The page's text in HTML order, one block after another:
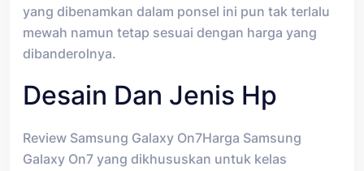
yang dibenamkan dalam ponsel ini pun tak terlalu
mewah namun tetap sesuai dengan harga yang
dibanderolnya.
Desain Dan Jenis Hp
Review Samsung Galaxy On7Harga Samsung
Galaxy On7 yang dikhususkan untuk kelas